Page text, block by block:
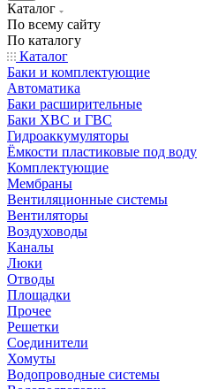
Каталог
По всему сайту
По каталогу
Каталог
Баки и комплектующие
Автоматика
Баки расширительные
Баки ХВС и ГВС
Гидроаккумуляторы
Ёмкости пластиковые под воду
Комплектующие
Мембраны
Вентиляционные системы
Вентиляторы
Воздуховоды
Каналы
Люки
Отводы
Площадки
Прочее
Решетки
Соединители
Хомуты
Водопроводные системы